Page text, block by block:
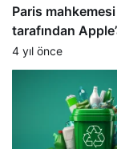
Paris mahkemesi
tarafından
Store
nedeniyle 1 milyon
euro’nun
4 yıl önce